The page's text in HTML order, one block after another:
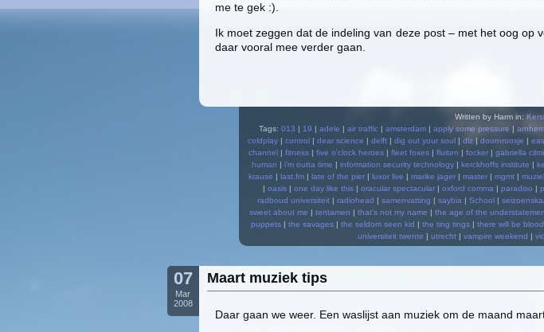
me te gek :).
Ik moet zeggen dat de indeling van deze post – met het oog op
daar vooral mee verder gaan.
Written by Harm in:
Tags: 013 | 19 | adele | air traffic| amsterdam| apply some pressure | arnhem
coldplay| control| dear science | delft| dig out your soul| dlz| doornroosje |
channel| fitness| five o'clock heroes| fleet foxes| fluiten | focker| gabriella cilmi
human | i'm outta time | information security technology| kerckhoffs institute |
krause | last.fm| late of the pier| luxor live | marike jager| master| mgmt|
| oasis| one day like this| oracular spectacular| oxford comma | paradiso |
radboud universiteit| radiohead | samenvatting | saybia | School|
sweet about me | tentamen | that's not my name | the age of the
puppets| the savages| the seldom seen kid | the ting tings| there will be blood
universiteit twente | utrecht| vampire weekend |
07
Mar
2008
Maart muziek tips
Daar gaan we weer. Een waslijst aan muziek om de maand